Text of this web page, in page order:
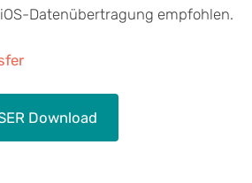
Datenübertragung empfohlen.
Download